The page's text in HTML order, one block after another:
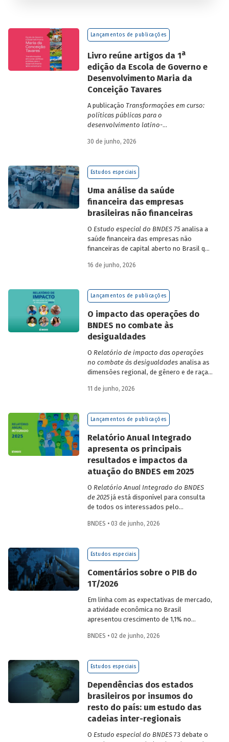
Lançamentos de publicações
Livro reúne artigos da 1a
edição da Escola de Governo e
Desenvolvimento Maria da
Conceição Tavares
A publicação Transformações em curso:
políticas públicas para o
desenvolvimento latino-
da Escola de Governo e Desenvolvimento
30 de junho, 2026
Estudos especiais
Uma análise da saúde
financeira das empresas
brasileiras não financeiras
O Estudo especial do BNDES 75analisa a
saúde financeira das empresas não
financeiras de capital aberto no Brasil que
valores. Para isso, parte de uma amostra
de finanças e seguros – e de quatro
dimensões: lucratividade, solvência,
16 de junho, 2026
Lançamentos de publicações
O impacto das operações do
BNDES no combate às
desigualdades
O Relatório de impacto das operações
no combate às desigualdadesanalisa as
dimensões regional, de gênero e de raça,
desigualdade de renda no Brasil, no
BNDES.
11 de junho, 2026
Lançamentos de publicações
Relatório Anual Integrado
apresenta os principais
resultados e impactos da
atuação do BNDES em 2025
O Relatório Anual Integrado do BNDES
de 2025já está disponível para consulta
de todos os interessados pelo
sua prestação de contas. O documento
principais resultados, os impactos de sua
atuação no ano, e mostra como o BNDES
consistente e sólida, mesmo diante de
cenários desafiadores.
BNDES • 03 de junho, 2026
Estudos especiais
Comentários sobre o PIB do
1T/2026
Em linha com as expectativas de mercado,
a atividade econômica no Brasil
apresentou crescimento de 1,1% no
imediatamente anterior, na série ajustada
detalhada e uma previsão para os
próximos meses no
BNDES • 02 de junho, 2026
Estudos especiais
Dependências dos estados
brasileiros por insumos do
resto do país: um estudo das
cadeias inter-regionais
O Estudo especial do BNDES73 debate o